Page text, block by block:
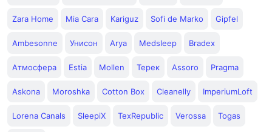
Zara Home Mia Cara Kariguz Sofi de Marko Gipfel
Ambesonne Унисон Arya Medsleep Bradex
Атмосфера Estia Mollen Терек Assoro Pragma
Askona Moroshka Cotton Box Cleanelly ImperiumLoft
Lorena Canals SleepiX TexRepublic Verossa Togas